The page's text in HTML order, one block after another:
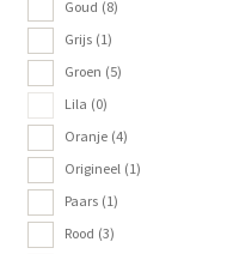
Goud (8)
Grijs (1)
Groen (5)
Lila (0)
Oranje (4)
Origineel (1)
Paars (1)
Rood (3)